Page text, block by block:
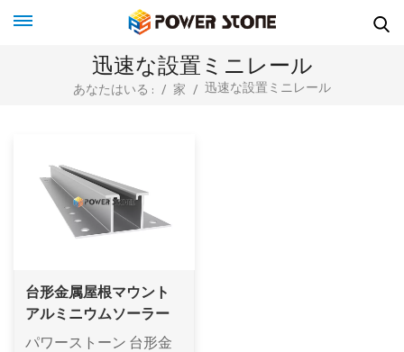
迅速な設置ミニレール
あなたはいる : / 家 / 迅速な設置ミニレール
台形金属屋根マウント
アルミニウムソーラー
ミニレール
パワーストーン 台形金